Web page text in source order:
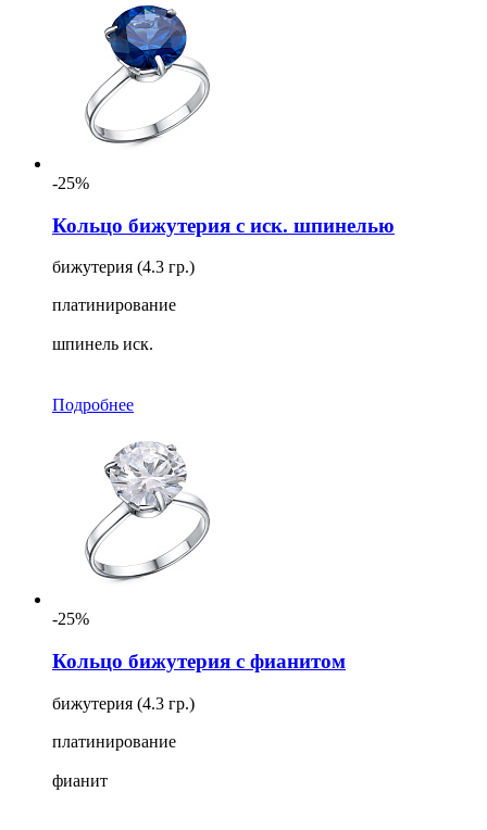
-25%
Кольцо бижутерия с иск. шпинелью
бижутерия (4.3 гр.)
платинирование
шпинель иск.
Подробнее
-25%
Кольцо бижутерия с фианитом
бижутерия (4.3 гр.)
платинирование
фианит